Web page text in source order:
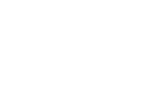
een fijn verwarmd